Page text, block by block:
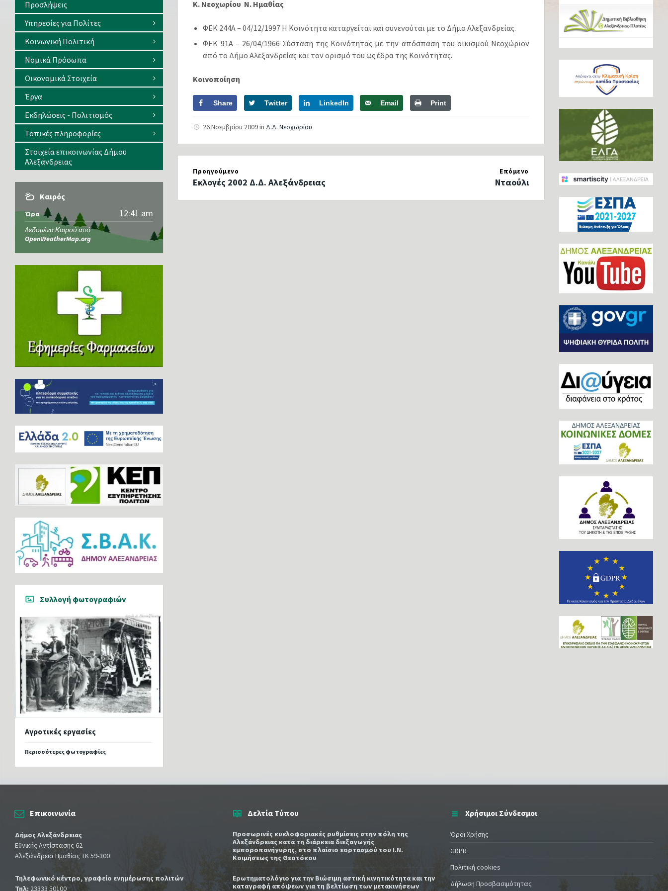
Κ. Νεοχωρίου Ν. Ημαθίας
ΦΕΚ 244Α – 04/12/1997 Η Κοινότητα καταργείται και συνενούται με το Δήμο Αλεξανδρείας.
ΦΕΚ 91Α – 26/04/1966 Σύσταση της Κοινότητας με την απόσπαση του οικισμού Νεοχώριον
από το Δήμο Αλεξανδρείας και τον ορισμό του ως έδρα της Κοινότητας.
Κοινοποίηση
Share Twitter LinkedIn Email Print
26 Νοεμβρίου 2009in Δ.Δ. Νεοχωρίου
Προηγούμενο
Εκλογές 2002 Δ.Δ. Αλεξάνδρειας
Επόμενο
Νταούλι
Προσλήψεις
Υπηρεσίες για Πολίτες
Κοινωνική Πολιτική
Νομικά Πρόσωπα
Οικονομικά Στοιχεία
Έργα
Εκδηλώσεις - Πολιτισμός
Τοπικές πληροφορίες
Στοιχεία επικοινωνίας Δήμου
Αλεξάνδρειας
Καιρός
Ώρα 12:41 am
Δεδομένα Καιρού από
OpenWeatherMap.org
Συλλογή φωτογραφιών
Αγροτικές εργασίες
Περισσότερες φωτογραφίες
Επικοινωνία
Δήμος Αλεξάνδρειας
Εθνικής Αντίστασης 62
Αλεξάνδρεια Ημαθίας ΤΚ 59-300
Τηλεφωνικό κέντρο, γραφείο ενημέρωσης πολιτών
Τηλ: 23333 50100
Δελτία Τύπου
Προσωρινές κυκλοφοριακές ρυθμίσεις στην πόλη της
Αλεξάνδρειας κατά τη διάρκεια διεξαγωγής
εμποροπανήγυρης, στο πλαίσιο εορτασμού του Ι.Ν.
Κοιμήσεως της Θεοτόκου
Ερωτηματολόγιο για την Βιώσιμη αστική κινητικότητα και την
καταγραφή απόψεων για τη βελτίωση των μετακινήσεων
Χρήσιμοι Σύνδεσμοι
Όροι Χρήσης
GDPR
Πολιτική cookies
Δήλωση Προσβασιμότητας